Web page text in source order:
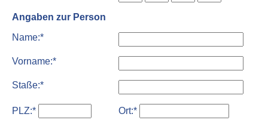
Angaben zur Person
Name:*
Vorname:*
Staße:*
PLZ:* Ort:*